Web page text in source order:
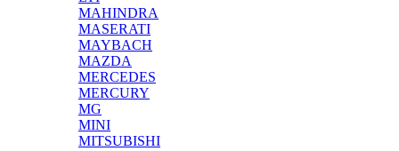
MAHINDRA
MASERATI
MAYBACH
MAZDA
MERCEDES
MERCURY
MG
MINI
MITSUBISHI